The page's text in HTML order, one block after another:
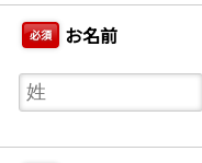
必須 お名前